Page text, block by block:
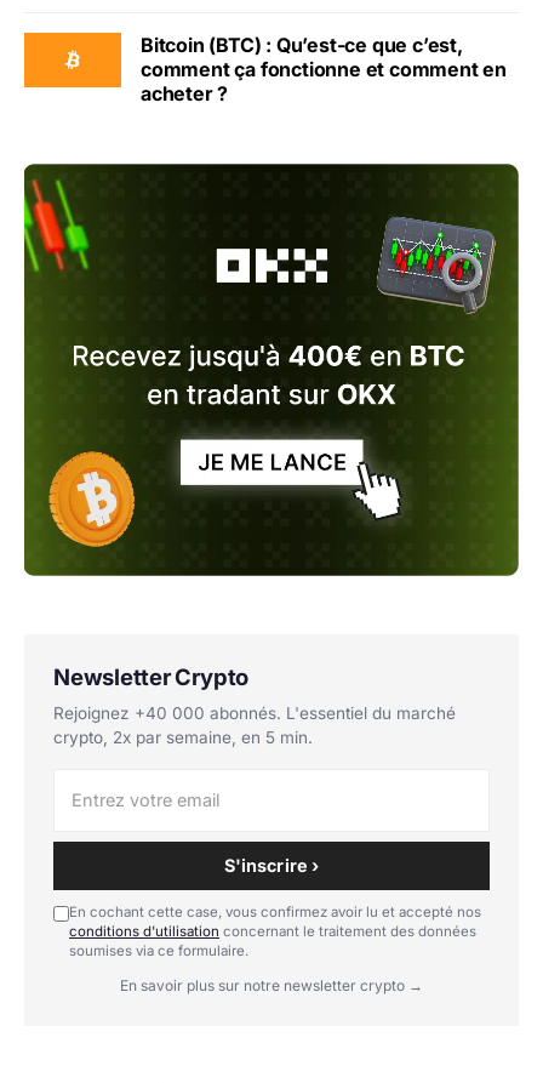
Bitcoin (BTC) : Qu’est-ce que c’est,
comment ça fonctionne et comment en
acheter ?
Newsletter Crypto
Rejoignez +40 000 abonnés. L'essentiel du marché
crypto, 2x par semaine, en 5 min.
S'inscrire ›
En cochant cette case, vous confirmez avoir lu et accepté nos
conditions d'utilisation concernant le traitement des données
soumises via ce formulaire.
En savoir plus sur notre newsletter crypto →